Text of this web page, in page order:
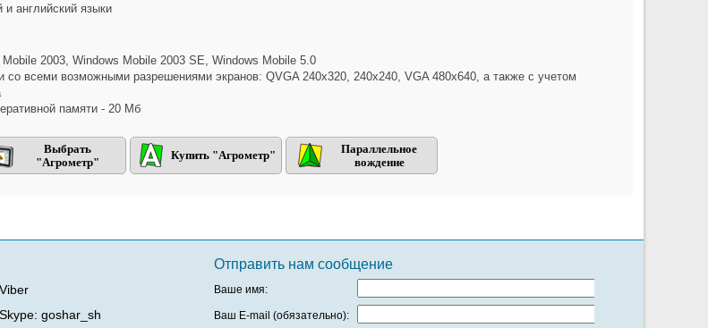
и английский языки
2003, Windows Mobile 2003 SE, Windows Mobile 5.0
со всеми возможными разрешениями экранов: QVGA 240x320, 240x240, VGA 480x640, а также с учетом
памяти - 20 Мб
Выбрать
"Агрометр"
Купить "Агрометр"
Параллельное
вождение
Viber
Skype: goshar_sh
Отправить нам сообщение
Ваше имя:
Ваш E-mail (обязательно):